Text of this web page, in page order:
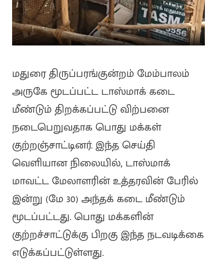
மதுரை திருப்பரங்குன்றம் மேம்பாலம்
அருகே மூடப்பட்ட டாஸ்மாக் கடை
மீண்டும் திறக்கப்பட்டு விற்பனை
நடைபெறுவதாக பொது மக்கள்
குற்றஞ்சாட்டினர். இந்த செய்தி
வெளியான நிலையில், டாஸ்மாக்
மாவட்ட மேலாளரின் உத்தரவின் பேரில்
இன்று (மே 30) அந்தக் கடை மீண்டும்
மூடப்பட்டது. பொது மக்களின்
குற்றச்சாட்டுக்கு பிறகு இந்த நடவடிக்கை
எடுக்கப்பட்டுள்ளது.